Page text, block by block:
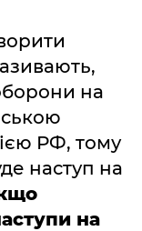
на
РФ, тому
наступ на
на